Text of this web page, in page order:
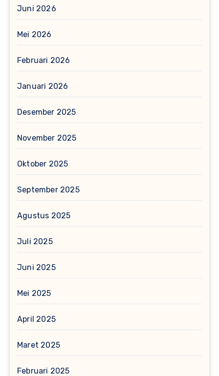
Juni 2026
Mei 2026
Februari 2026
Januari 2026
Desember 2025
November 2025
Oktober 2025
September 2025
Agustus 2025
Juli 2025
Juni 2025
Mei 2025
April 2025
Maret 2025
Februari 2025